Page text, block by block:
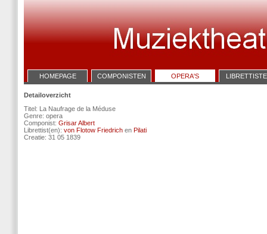
HOMEPAGE COMPONISTEN OPERA'S
Detailoverzicht
Titel: La Naufrage de la Méduse
Genre: opera
Componist: Grisar Albert
Librettist(en): von Flotow Friedrich en Pilati
Creatie: 31 05 1839